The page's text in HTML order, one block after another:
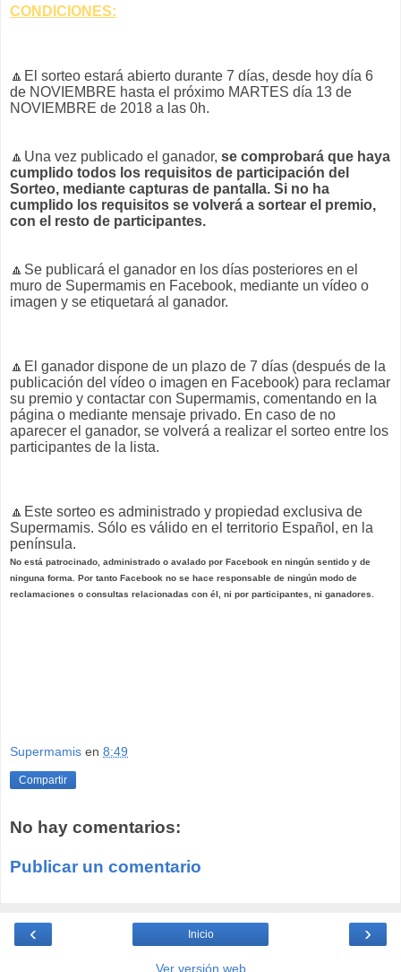
CONDICIONES:
🔼 El sorteo estará abierto durante 7 días, desde hoy día 6
de NOVIEMBRE hasta el próximo MARTES día 13 de
NOVIEMBRE de 2018 a las 0h.
🔼Una vez publicado el ganador, se comprobará que haya
cumplido todos los requisitos de participación del
Sorteo, mediante capturas de pantalla. Si no ha
cumplido los requisitos se volverá a sortear el premio,
con el resto de participantes.
🔼 Se publicará el ganador en los días posteriores en el
muro de Supermamis en Facebook, mediante un vídeo o
imagen y se etiquetará al ganador.
🔼 El ganador dispone de un plazo de 7 días (después de la
publicación del vídeo o imagen en Facebook) para reclamar
su premio y contactar con Supermamis, comentando en la
página o mediante mensaje privado. En caso de no
aparecer el ganador, se volverá a realizar el sorteo entre los
participantes de la lista.
🔼 Este sorteo es administrado y propiedad exclusiva de
Supermamis. Sólo es válido en el territorio Español, en la
península.
No está patrocinado, administrado o avalado por Facebook en ningún sentido y de
ninguna forma. Por tanto Facebook no se hace responsable de ningún modo de
reclamaciones o consultas relacionadas con él, ni por participantes, ni ganadores.
Supermamis en 8:49
Compartir
No hay comentarios:
Publicar un comentario
‹ ›
Inicio
Ver versión web